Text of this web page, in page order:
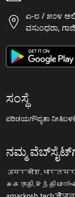
ಏ-೮ / ೫೦೪
ವಸುಂಧರಾ,
ಸಂಸ್ಥೆ
ಪರಿಚಯಗೌಪ್ಯತಾ ನೀತಿ
ನಮ್ಮ
अमरकोश.भारत
அகராதி.இந்தியா